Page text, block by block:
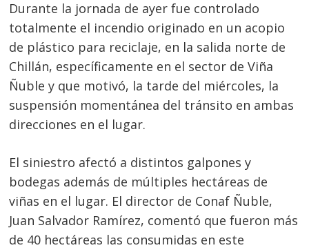
Durante la jornada de ayer fue controlado
totalmente el incendio originado en un acopio
de plástico para reciclaje, en la salida norte de
Chillán, específicamente en el sector de Viña
Ñuble y que motivó, la tarde del miércoles, la
suspensión momentánea del tránsito en ambas
direcciones en el lugar.
El siniestro afectó a distintos galpones y
bodegas además de múltiples hectáreas de
viñas en el lugar. El director de Conaf Ñuble,
Juan Salvador Ramírez, comentó que fueron más
de 40 hectáreas las consumidas en este